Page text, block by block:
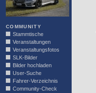
COMMUNITY
Stammtische
Veranstaltungen
Veranstaltungsfotos
SLK-Bilder
Bilder hochladen
User-Suche
Fahrer-Verzeichnis
Community-Check